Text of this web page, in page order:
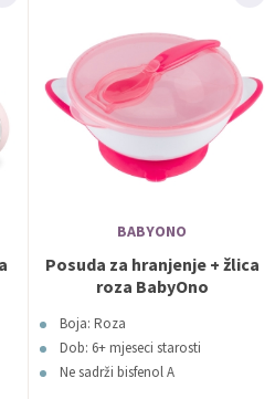
BABYONO
Posuda za hranjenje + žlica
roza BabyOno
Boja: Roza
Dob: 6+ mjeseci starosti
Ne sadrži bisfenol A